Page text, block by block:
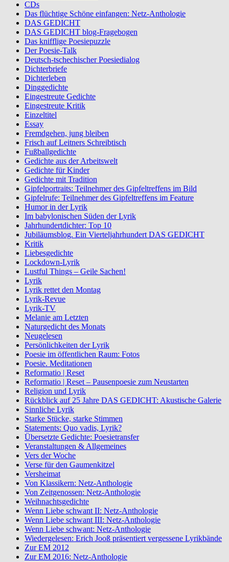
CDs
Das flüchtige Schöne einfangen: Netz-Anthologie
DAS GEDICHT
DAS GEDICHT blog-Fragebogen
Das knifflige Poesiepuzzle
Der Poesie-Talk
Deutsch-tschechischer Poesiedialog
Dichterbriefe
Dichterleben
Dinggedichte
Eingestreute Gedichte
Eingestreute Kritik
Einzeltitel
Essay
Fremdgehen, jung bleiben
Frisch auf Leitners Schreibtisch
Fußballgedichte
Gedichte aus der Arbeitswelt
Gedichte für Kinder
Gedichte mit Tradition
Gipfelportraits: Teilnehmer des Gipfeltreffens im Bild
Gipfelrufe: Teilnehmer des Gipfeltreffens im Feature
Humor in der Lyrik
Im babylonischen Süden der Lyrik
Jahrhundertdichter: Top 10
Jubiläumsblog. Ein Vierteljahrhundert DAS GEDICHT
Kritik
Liebesgedichte
Lockdown-Lyrik
Lustful Things – Geile Sachen!
Lyrik
Lyrik rettet den Montag
Lyrik-Revue
Lyrik-TV
Melanie am Letzten
Naturgedicht des Monats
Neugelesen
Persönlichkeiten der Lyrik
Poesie im öffentlichen Raum: Fotos
Poesie. Meditationen
Reformatio | Reset
Reformatio | Reset – Pausenpoesie zum Neustarten
Religion und Lyrik
Rückblick auf 25 Jahre DAS GEDICHT: Akustische Galerie
Sinnliche Lyrik
Starke Stücke, starke Stimmen
Statements: Quo vadis, Lyrik?
Übersetzte Gedichte: Poesietransfer
Veranstaltungen & Allgemeines
Vers der Woche
Verse für den Gaumenkitzel
Versheimat
Von Klassikern: Netz-Anthologie
Von Zeitgenossen: Netz-Anthologie
Weihnachtsgedichte
Wenn Liebe schwant II: Netz-Anthologie
Wenn Liebe schwant III: Netz-Anthologie
Wenn Liebe schwant: Netz-Anthologie
Wiedergelesen: Erich Jooß präsentiert vergessene Lyrikbände
Zur EM 2012
Zur EM 2016: Netz-Anthologie